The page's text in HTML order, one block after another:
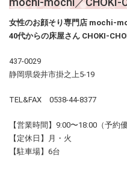
女性のお顔そり専門店 mochi-
40代からの床屋さん CHOKI-
437-0029
静岡県袋井市掛之上5-19
TEL&FAX 0538-44-8377
【営業時間】9:00〜18:00（予約
【定休日】月・火
【駐車場】6台